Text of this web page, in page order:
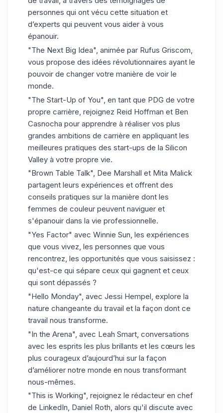
personnes qui ont vécu cette situation et
d’experts qui peuvent vous aider à vous
épanouir.
"The Next Big Idea" , animée par Rufus Griscom,
vous propose des idées révolutionnaires ayant le
pouvoir de changer votre manière de voir le
monde.
"The Start-Up of You" , en tant que PDG de votre
propre carrière , rejoignez Reid Hoffman et Ben
Casnocha pour apprendre à réaliser vos plus
grandes ambitions de carrière en appliquant les
meilleures pratiques des start-ups de la Silicon
Valley à votre propre vie.
"Brown Table Talk", Dee Marshall et Mita Malick
partagent leurs expériences et offrent des
conseils pratiques sur la manière dont les
femmes de couleur peuvent naviguer et
s'épanouir dans la vie professionnelle.
"Yes Factor" avec Winnie Sun, les expériences
que vous vivez, les personnes que vous
rencontrez, les opportunités que vous saisissez :
qu'est-ce qui sépare ceux qui gagnent et ceux
qui sont dépassés ?
"Hello Monday" , avec Jessi Hempel, explore la
nature changeante du travail et la façon dont ce
travail nous transforme.
"In the Arena" , avec Leah Smart, conversations
avec les esprits les plus brillants et les cœurs les
plus courageux d’aujourd’hui sur la façon
d’améliorer notre monde en nous transformant
nous-mêmes.
"This is Working", rejoignez le rédacteur en chef
de LinkedIn, Daniel Roth, alors qu'il discute avec